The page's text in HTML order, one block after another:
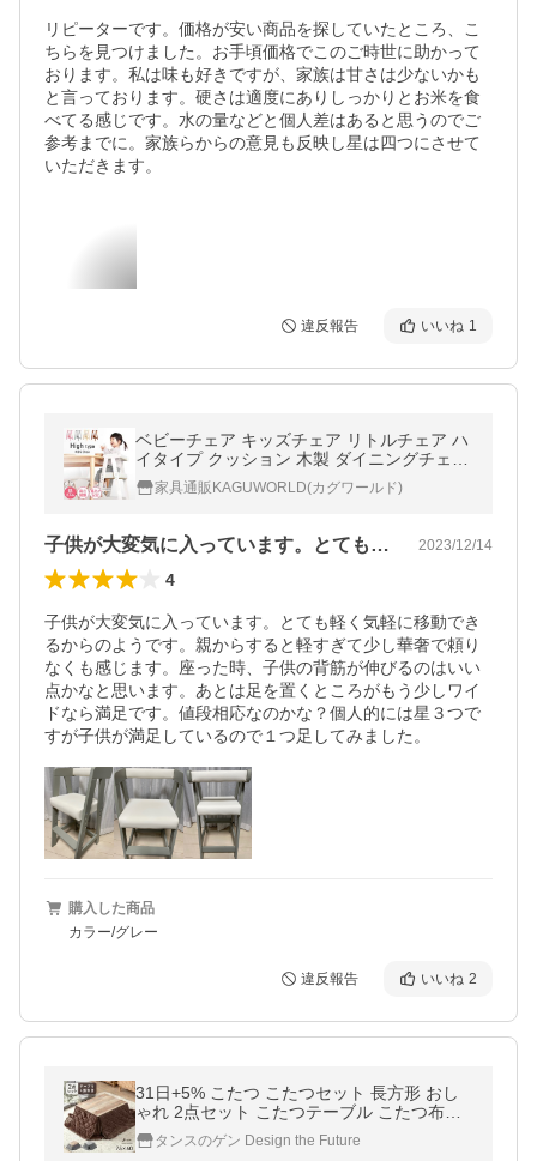
リピーターです。価格が安い商品を探していたところ、こ
ちらを見つけました。お手頃価格でこのご時世に助かって
おります。私は味も好きですが、家族は甘さは少ないかも
と言っております。硬さは適度にありしっかりとお米を食
べてる感じです。水の量などと個人差はあると思うのでご
参考までに。家族らからの意見も反映し星は四つにさせて
いただきます。
違反報告 いいね 1
ベビーチェア キッズチェア リトルチェア ハ
イタイプ クッション 木製 ダイニングチェア
椅子 いす イス 子ども用 子供用 プティ・フ
ァミーユ
家具通販KAGUWORLD(カグワールド)
子供が大変気に入っています。とても軽く… 2023/12/14
4
子供が大変気に入っています。とても軽く気軽に移動でき
るからのようです。親からすると軽すぎて少し華奢で頼り
なくも感じます。座った時、子供の背筋が伸びるのはいい
点かなと思います。あとは足を置くところがもう少しワイ
ドなら満足です。値段相応なのかな？個人的には星３つで
すが子供が満足しているので１つ足してみました。
購入した商品
カラー/グレー
違反報告 いいね 2
31日+5% こたつ こたつセット 長方形 おし
ゃれ 2点セット こたつテーブル こたつ布団
セット 一人用こたつ 75×60 木目 コンパクト
コタツ 炬燵 テーブル 洗える
タンスのゲン Design the Future